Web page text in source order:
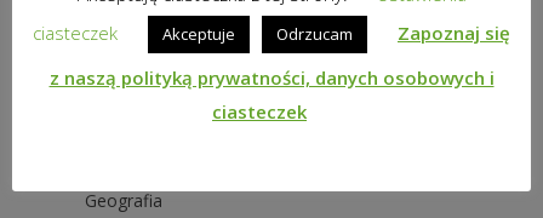
Inne
Matematyka
Biologia
Geografia
ciasteczek
Akceptuje Odrzucam
Zapoznaj się
z naszą polityką prywatności, danych osobowych i
ciasteczek